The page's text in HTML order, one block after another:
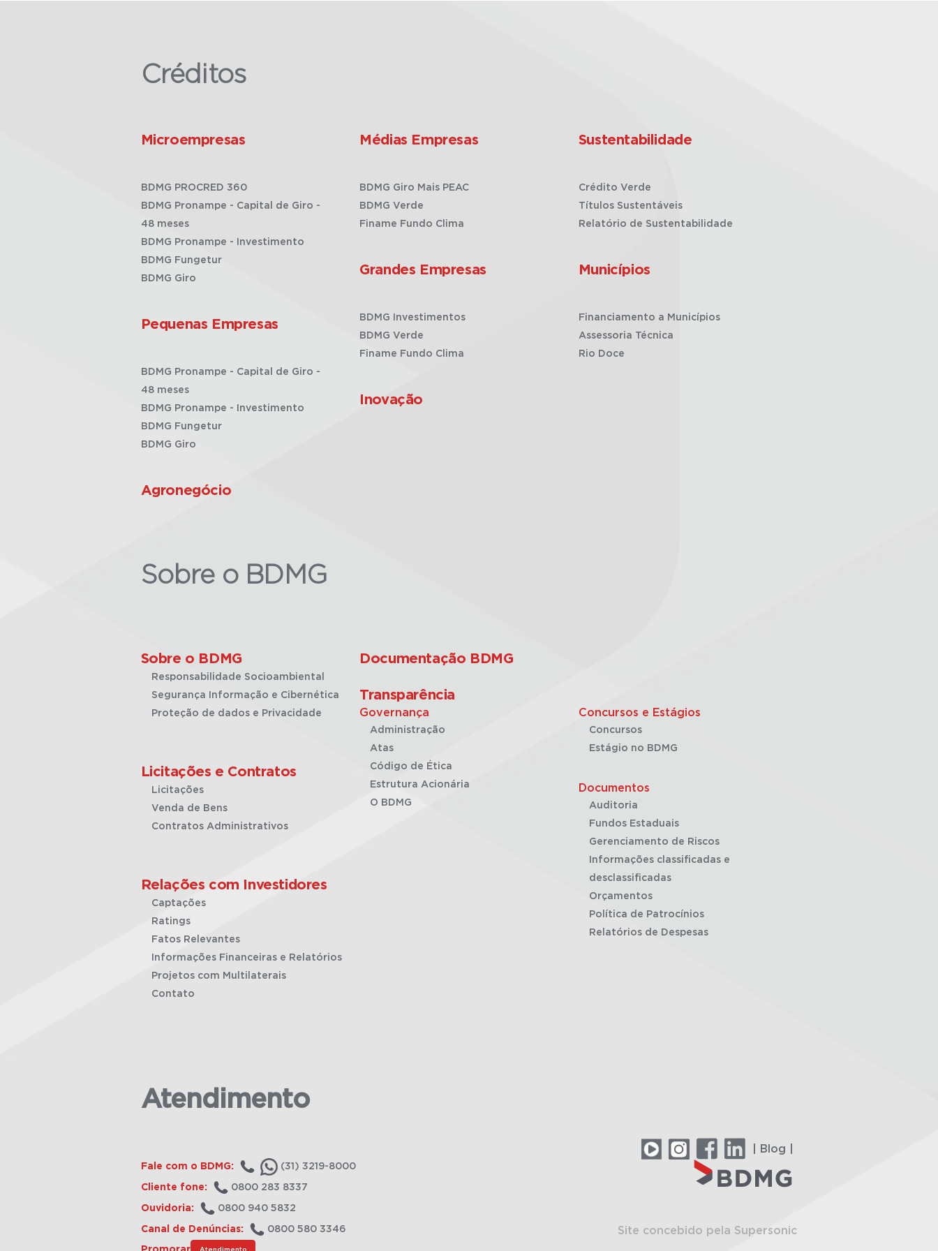
Créditos
Microempresas
BDMG PROCRED 360
BDMG Pronampe - Capital de Giro -
48 meses
BDMG Pronampe - Investimento
BDMG Fungetur
BDMG Giro
Pequenas Empresas
BDMG Pronampe - Capital de Giro -
48 meses
BDMG Pronampe - Investimento
BDMG Fungetur
BDMG Giro
Agronegócio
Médias Empresas
BDMG Giro Mais PEAC
BDMG Verde
Finame Fundo Clima
Grandes Empresas
BDMG Investimentos
BDMG Verde
Finame Fundo Clima
Inovação
Sustentabilidade
Crédito Verde
Títulos Sustentáveis
Relatório de Sustentabilidade
Municípios
Financiamento a Municípios
Assessoria Técnica
Rio Doce
Sobre o BDMG
Sobre o BDMG
Responsabilidade Socioambiental
Segurança Informação e Cibernética
Proteção de dados e Privacidade
Licitações e Contratos
Licitações
Venda de Bens
Contratos Administrativos
Relações com Investidores
Captações
Ratings
Fatos Relevantes
Informações Financeiras e Relatórios
Projetos com Multilaterais
Contato
Documentação BDMG
Transparência
Governança
Administração
Atas
Código de Ética
Estrutura Acionária
O BDMG
Concursos e Estágios
Concursos
Estágio no BDMG
Documentos
Auditoria
Fundos Estaduais
Gerenciamento de Riscos
Informações classificadas e
desclassificadas
Orçamentos
Política de Patrocínios
Relatórios de Despesas
Atendimento
Fale com o BDMG: (31) 3219-8000
Cliente fone: 0800 283 8337
Ouvidoria: 0800 940 5832
Canal de Denúncias: 0800 580 3346
Atendimento
| Blog |
Site concebido pela Supersonic